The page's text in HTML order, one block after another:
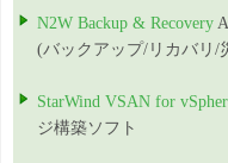
N2W Backup & Recovery
(バックアップ/リカバリ/
StarWind VSAN for
ジ構築ソフト